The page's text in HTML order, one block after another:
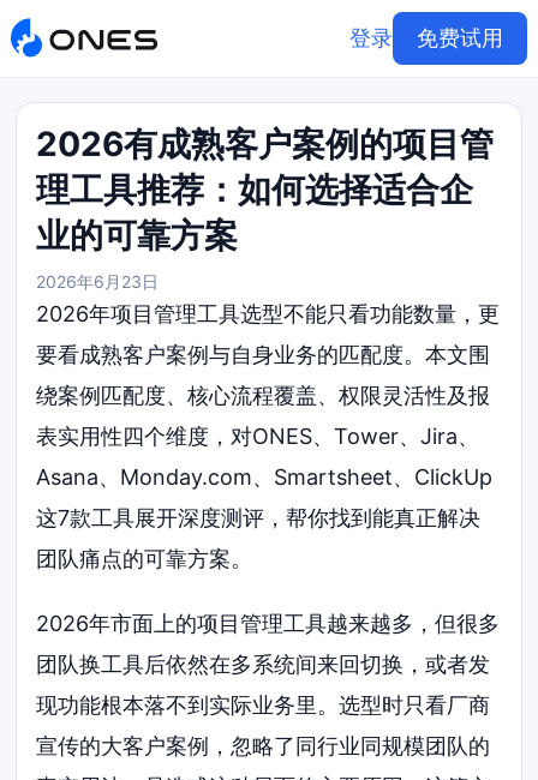
登录 免费试用
2026有成熟客户案例的项目管
理工具推荐：如何选择适合企
业的可靠方案
2026年6月23日
2026年项目管理工具选型不能只看功能数量，更
要看成熟客户案例与自身业务的匹配度。本文围
绕案例匹配度、核心流程覆盖、权限灵活性及报
表实用性四个维度，对ONES、Tower、Jira、
Asana、Monday.com、Smartsheet、ClickUp
这7款工具展开深度测评，帮你找到能真正解决
团队痛点的可靠方案。
2026年市面上的项目管理工具越来越多，但很多
团队换工具后依然在多系统间来回切换，或者发
现功能根本落不到实际业务里。选型时只看厂商
宣传的大客户案例，忽略了同行业同规模团队的